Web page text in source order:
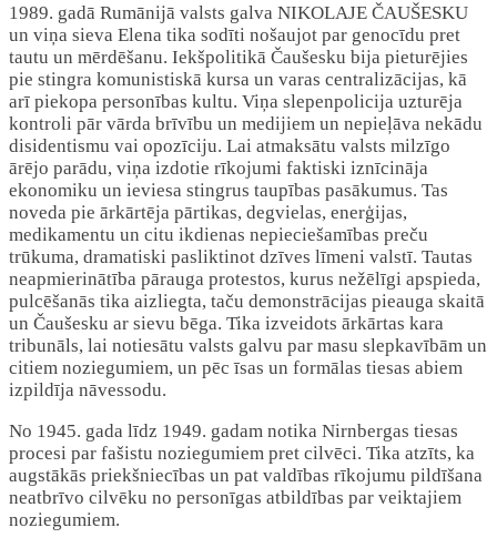
1989. gadā Rumānijā valsts galva NIKOLAJE ČAUŠESKU
un viņa sieva Elena tika sodīti nošaujot par genocīdu pret
tautu un mērdēšanu. Iekšpolitikā Čaušesku bija pieturējies
pie stingra komunistiskā kursa un varas centralizācijas, kā
arī piekopa personības kultu. Viņa slepenpolicija uzturēja
kontroli pār vārda brīvību un medijiem un nepieļāva nekādu
disidentismu vai opozīciju. Lai atmaksātu valsts milzīgo
ārējo parādu, viņa izdotie rīkojumi faktiski iznīcināja
ekonomiku un ieviesa stingrus taupības pasākumus. Tas
noveda pie ārkārtēja pārtikas, degvielas, enerģijas,
medikamentu un citu ikdienas nepieciešamības preču
trūkuma, dramatiski pasliktinot dzīves līmeni valstī. Tautas
neapmierinātība pārauga protestos, kurus nežēlīgi apspieda,
pulcēšanās tika aizliegta, taču demonstrācijas pieauga skaitā
un Čaušesku ar sievu bēga. Tika izveidots ārkārtas kara
tribunāls, lai notiesātu valsts galvu par masu slepkavībām un
citiem noziegumiem, un pēc īsas un formālas tiesas abiem
izpildīja nāvessodu.
No 1945. gada līdz 1949. gadam notika Nirnbergas tiesas
procesi par fašistu noziegumiem pret cilvēci. Tika atzīts, ka
augstākās priekšniecības un pat valdības rīkojumu pildīšana
neatbrīvo cilvēku no personīgas atbildības par veiktajiem
noziegumiem.